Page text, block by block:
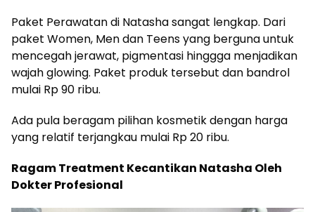
Paket Perawatan di Natasha sangat lengkap. Dari
paket Women, Men dan Teens yang berguna untuk
mencegah jerawat, pigmentasi hinggga menjadikan
wajah glowing. Paket produk tersebut dan bandrol
mulai Rp 90 ribu.
Ada pula beragam pilihan kosmetik dengan harga
yang relatif terjangkau mulai Rp 20 ribu.
Ragam Treatment Kecantikan Natasha Oleh
Dokter Profesional